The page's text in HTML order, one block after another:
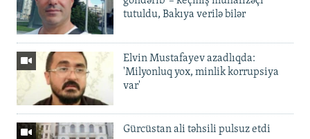
tutuldu, Bakıya verilə bilər
Elvin Mustafayev azadlıqda:
'Milyonluq yox, minlik korrupsiya
var'
Gürcüstan ali təhsili pulsuz etdi